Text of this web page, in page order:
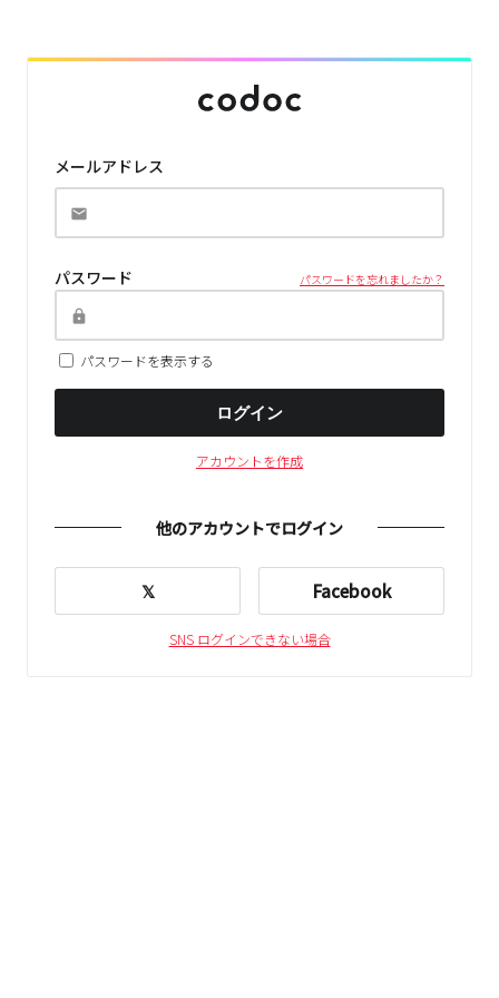
メールアドレス
パスワード パスワードを忘れましたか？
パスワードを表示する
ログイン
アカウントを作成
他のアカウントでログイン
𝕏 Facebook
SNS ログインできない場合